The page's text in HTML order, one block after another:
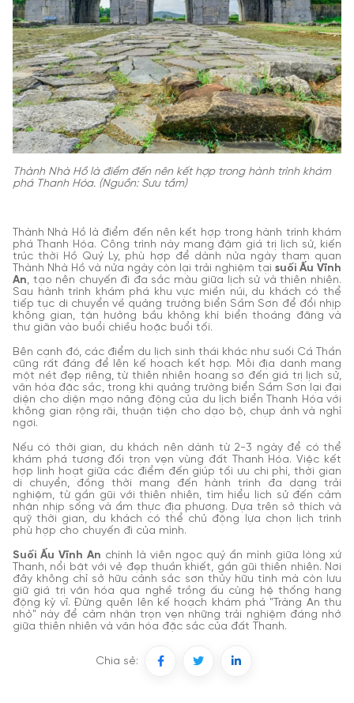
Thành Nhà Hồ là điểm đến nên kết hợp trong hành trình khám
phá Thanh Hóa. (Nguồn: Sưu tầm)
Thành Nhà Hồ là điểm đến nên kết hợp trong hành trình khám
phá Thanh Hóa. Công trình này mang đậm giá trị lịch sử, kiến
trúc thời Hồ Quý Ly, phù hợp để dành nửa ngày tham quan
Thành Nhà Hồ và nửa ngày còn lại trải nghiệm tại suối Ấu Vĩnh
An, tạo nên chuyến đi đa sắc màu giữa lịch sử và thiên nhiên.
Sau hành trình khám phá khu vực miền núi, du khách có thể
tiếp tục di chuyển về quảng trường biển Sầm Sơn để đổi nhịp
không gian, tận hưởng bầu không khí biển thoáng đãng và
thư giãn vào buổi chiều hoặc buổi tối.
Bên cạnh đó, các điểm du lịch sinh thái khác như suối Cá Thần
cũng rất đáng để lên kế hoạch kết hợp. Mỗi địa danh mang
một nét đẹp riêng, từ thiên nhiên hoang sơ đến giá trị lịch sử,
văn hóa đặc sắc, trong khi quảng trường biển Sầm Sơn lại đại
diện cho diện mạo năng động của du lịch biển Thanh Hóa với
không gian rộng rãi, thuận tiện cho dạo bộ, chụp ảnh và nghỉ
ngơi.
Nếu có thời gian, du khách nên dành từ 2-3 ngày để có thể
khám phá tương đối trọn vẹn vùng đất Thanh Hóa. Việc kết
hợp linh hoạt giữa các điểm đến giúp tối ưu chi phí, thời gian
di chuyển, đồng thời mang đến hành trình đa dạng trải
nghiệm, từ gần gũi với thiên nhiên, tìm hiểu lịch sử đến cảm
nhận nhịp sống và ẩm thực địa phương. Dựa trên sở thích và
quỹ thời gian, du khách có thể chủ động lựa chọn lịch trình
phù hợp cho chuyến đi của mình.
Suối Ấu Vĩnh An chính là viên ngọc quý ẩn mình giữa lòng xứ
Thanh, nổi bật với vẻ đẹp thuần khiết, gần gũi thiên nhiên. Nơi
đây không chỉ sở hữu cảnh sắc sơn thủy hữu tình mà còn lưu
giữ giá trị văn hóa qua nghề trồng ấu cùng hệ thống hang
động kỳ vĩ. Đừng quên lên kế hoạch khám phá "Tràng An thu
nhỏ" này để cảm nhận trọn vẹn những trải nghiệm đáng nhớ
giữa thiên nhiên và văn hóa đặc sắc của đất Thanh.
Chia sẻ: